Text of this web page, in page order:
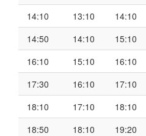
14:10
13:10 14:10
14:50
14:10 15:10
16:10
15:10 16:10
17:30
16:10 17:10
18:10
17:10 18:10
18:50
18:10 19:20